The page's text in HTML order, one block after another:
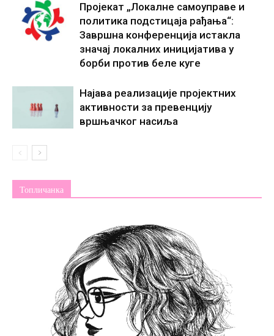
Пројекат „Локалне самоуправе и
политика подстицаја рађања“:
Завршна конференција истакла
значај локалних иницијатива у
борби против беле куге
Најава реализације пројектних
активности за превенцију
вршњачког насиља
Топличанка